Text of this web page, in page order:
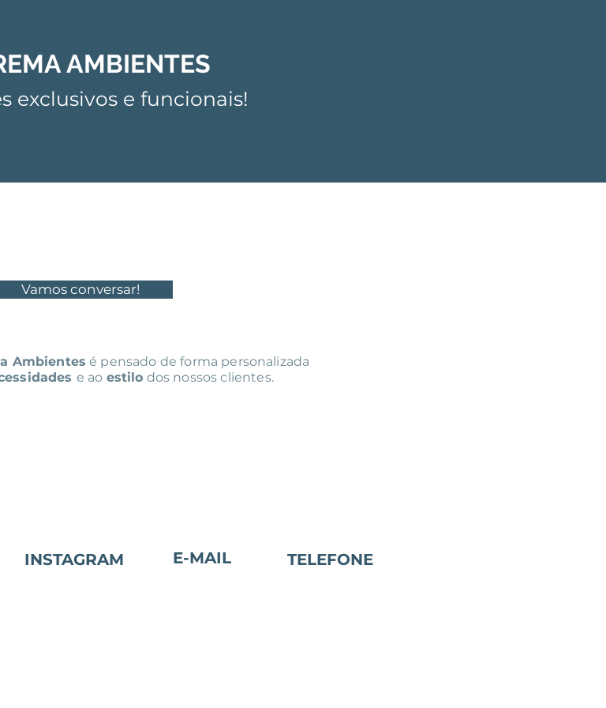
AMBIENTES
exclusivos e funcionais!
Vamos conversar!
Ambientes é pensado de forma personalizada
e ao estilo dos nossos clientes.
INSTAGRAM E-MAIL TELEFONE